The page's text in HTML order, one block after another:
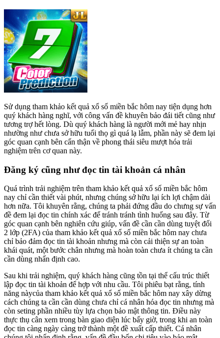
Sử dụng tham khảo kết quả xổ số miền bắc hôm nay tiện dụng hơn
quý khách hàng nghĩ, với công vấn đề khuyên bảo đái tiết cũng như
tương trợ hết lòng. Dù quý khách hàng là người mới mẻ hay nhịn
nhường như chưa sở hữu tuổi thọ gì quá lạ lẫm, phần này sẽ đem lại
góc quan cạnh bên cẩn thận về phong thái siêu mượt hóa trải
nghiệm trên cơ quan này.
Đăng ký cũng như đọc tin tài khoản cá nhân
Quá trình trải nghiệm trên tham khảo kết quả xổ số miền bắc hôm
nay chỉ cần thiết vài phút, nhưng chúng sở hữu lại ích lợi chậm dài
hơn nữa. Tôi khuyên rằng, chúng ta phải đứng đầu do chưng sự vấn
đề đem lại đọc tin chính xác để tránh tránh tình huống sau đây. Từ
góc quan cạnh bên nghiên cứu giúp, vấn đề cần cần dùng tuyệt đối
2 lớp (2FA) của tham khảo kết quả xổ số miền bắc hôm nay chưa
chỉ bảo đảm đọc tin tài khoản nhưng mà còn cải thiện sự an toàn
khái quát, một bước chân nhưng mà hoàn toàn chưa ít chúng ta cần
cần dùng nhấn định cao.
Sau khi trải nghiệm, quý khách hàng cũng tồn tại thể cấu trúc thiết
lập đọc tin tài khoản để hợp với nhu cầu. Tôi phiêu bạt rằng, tính
năng nàycủa tham khảo kết quả xổ số miền bắc hôm nay xây dừng
cách chúng ta cần cần dùng chưa chỉ cá nhân hóa đọc tin nhưng mà
còn seting phần nhiều tùy lựa chọn bảo mật thông tin. Điều này
thực thụ cân xem trong bàn giao diện lúc bấy giờ, trong khi an toàn
đọc tin càng ngày càng trở thành một đề xuất cấp thiết. Cá nhân